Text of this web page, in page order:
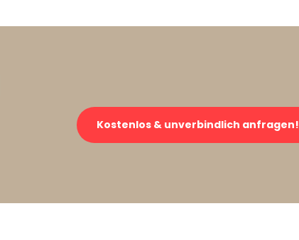
Kostenlos & unverbindlich anfragen!